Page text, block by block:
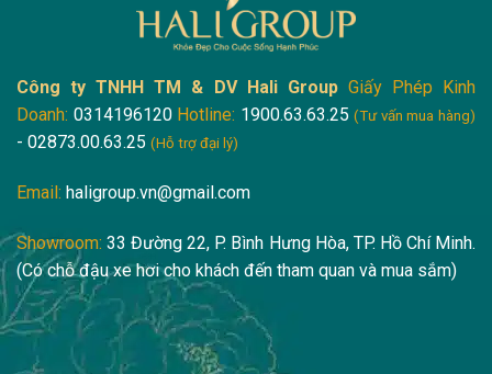
Công ty TNHH TM & DV Hali Group Giấy Phép Kinh
Doanh: 0314196120 Hotline: 1900.63.63.25 (Tư vấn mua hàng)
- 02873.00.63.25 (Hỗ trợ đại lý)
Email: haligroup.vn@gmail.com
Showroom: 33 Đường 22, P. Bình Hưng Hòa, TP. Hồ Chí Minh.
(Có chỗ đậu xe hơi cho khách đến tham quan và mua sắm)